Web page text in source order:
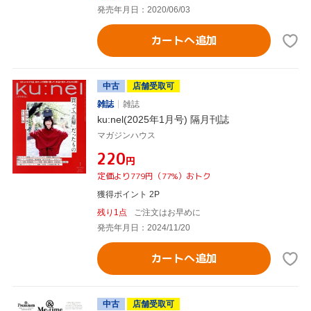
発売年月日：2020/06/03
カートへ追加
中古
店舗受取可
雑誌
雑誌
ku:nel(2025年1月号) 隔月刊誌
マガジンハウス
¥220円
定価より779円（77%）おトク
獲得ポイント 2P
残り1点
ご注文はお早めに
発売年月日：2024/11/20
カートへ追加
中古
店舗受取可